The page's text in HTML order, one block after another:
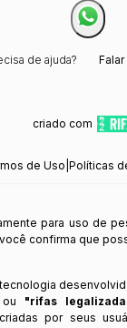
de ajuda?
criado com
de Uso Políticas
para uso de
confirma que
ou "rifas
por seus